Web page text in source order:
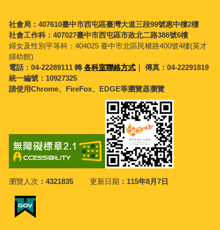
社會局：407610臺中市西屯區臺灣大道三段99號惠中樓2樓
社會工作科：407027臺中市西屯區市政北二路386號6樓
婦女及性別平等科： 404025 臺中市北區民權路400號4樓(英才
婦幼館)
電話：04-22289111 轉各科室聯絡方式｜ 傳真：04-22291819
統一編號：10927325
請使用Chrome、FireFox、EDGE等瀏覽器瀏覽
瀏覽人次 4321835 更新日期 115年8月7日